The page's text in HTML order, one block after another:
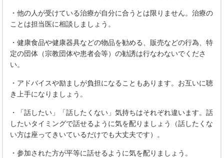
・他の人が受けている治療が自分に合うとは限りません。治療の
ことは担当医に相談しましょう。
・健康食品や健康器具などの物品を勧める、販売などの行為、特
定の団体（宗教団体や患者会等）の勧誘は行なわないでくださ
い。
・アドバイスや励ましが負担になることもあります。お互いに聴
き上手になりましょう。
・「話したい」「話したくない」気持ちはそれぞれ違います。話
したいタイミングで話せるように気を配りましょう（話したくな
い方は座ってきいているだけでも大丈夫です）。
・参加された方が平等に話せるように気を配りましょう。